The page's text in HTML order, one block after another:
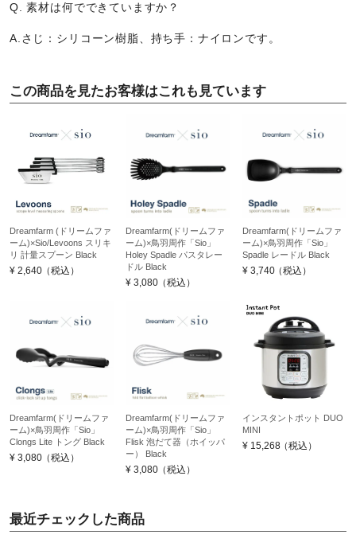
Q. 素材は何でできていますか？
A.さじ：シリコーン樹脂、持ち手：ナイロンです。
この商品を見たお客様はこれも見ています
Dreamfarm (ドリームファ
ーム)×Sio/Levoons スリキ
リ 計量スプーン Black
¥ 2,640（税込）
Dreamfarm(ドリームファ
ーム)×鳥羽周作「Sio」
Holey Spadle パスタレー
ドル Black
¥ 3,080（税込）
Dreamfarm(ドリームファ
ーム)×鳥羽周作「Sio」
Spadle レードル Black
¥ 3,740（税込）
Dreamfarm(ドリームファ
ーム)×鳥羽周作「Sio」
Clongs Lite トング Black
¥ 3,080（税込）
Dreamfarm(ドリームファ
ーム)×鳥羽周作「Sio」
Flisk 泡だて器（ホイッパ
ー） Black
¥ 3,080（税込）
インスタントポット DUO
MINI
¥ 15,268（税込）
最近チェックした商品